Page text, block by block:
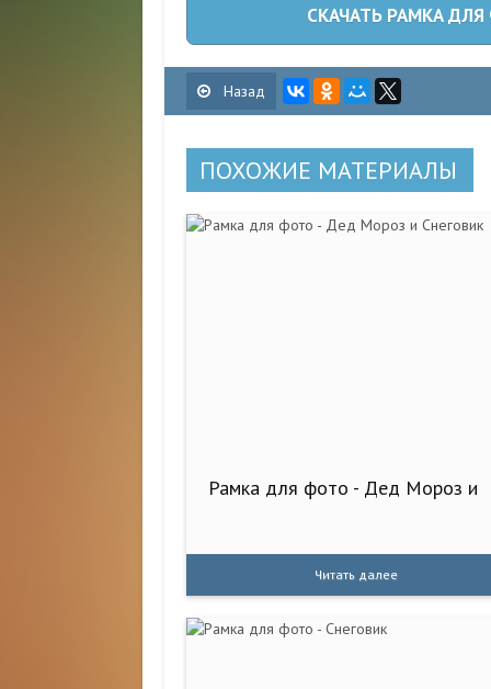
СКАЧАТЬ РАМКА
Назад
ПОХОЖИЕ МАТЕРИАЛЫ
Рамка для фото - Дед Мороз и
Читать далее